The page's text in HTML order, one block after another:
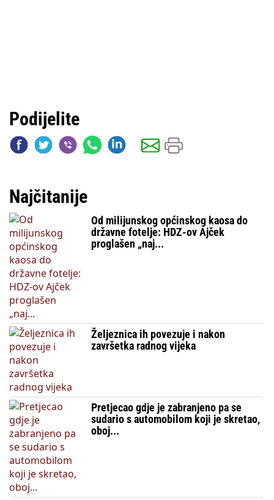
Podijelite
Najčitanije
Od milijunskog općinskog kaosa do
državne fotelje: HDZ-ov Ajček
proglašen „naj...
Željeznica ih povezuje i nakon
završetka radnog vijeka
Pretjecao gdje je zabranjeno pa se
sudario s automobilom koji je skretao,
oboj...